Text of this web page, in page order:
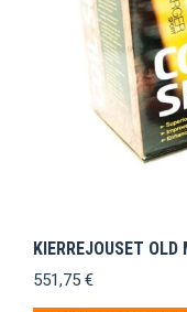
KIERREJOUSET
551,75 €